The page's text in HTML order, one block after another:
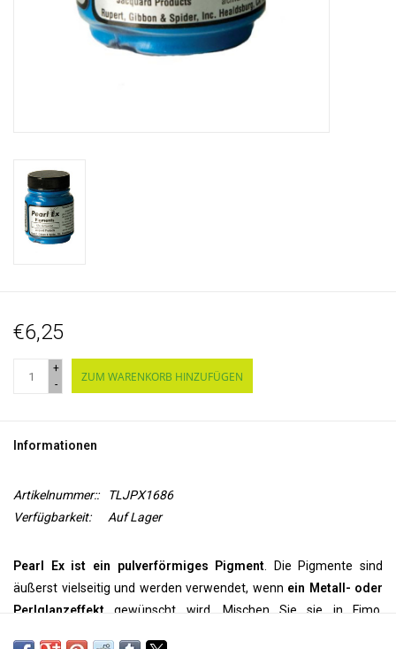
€6,25
+
-
ZUM WARENKORB HINZUFÜGEN
Informationen
Artikelnummer::
TLJPX1686
Verfügbarkeit:
Auf Lager
Pearl Ex ist ein pulverförmiges Pigment. Die Pigmente sind
äußerst vielseitig und werden verwendet, wenn ein Metall- oder
Perlglanzeffekt gewünscht wird. Mischen Sie sie in Fimo,